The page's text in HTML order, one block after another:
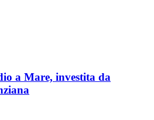
a Mare, investita da